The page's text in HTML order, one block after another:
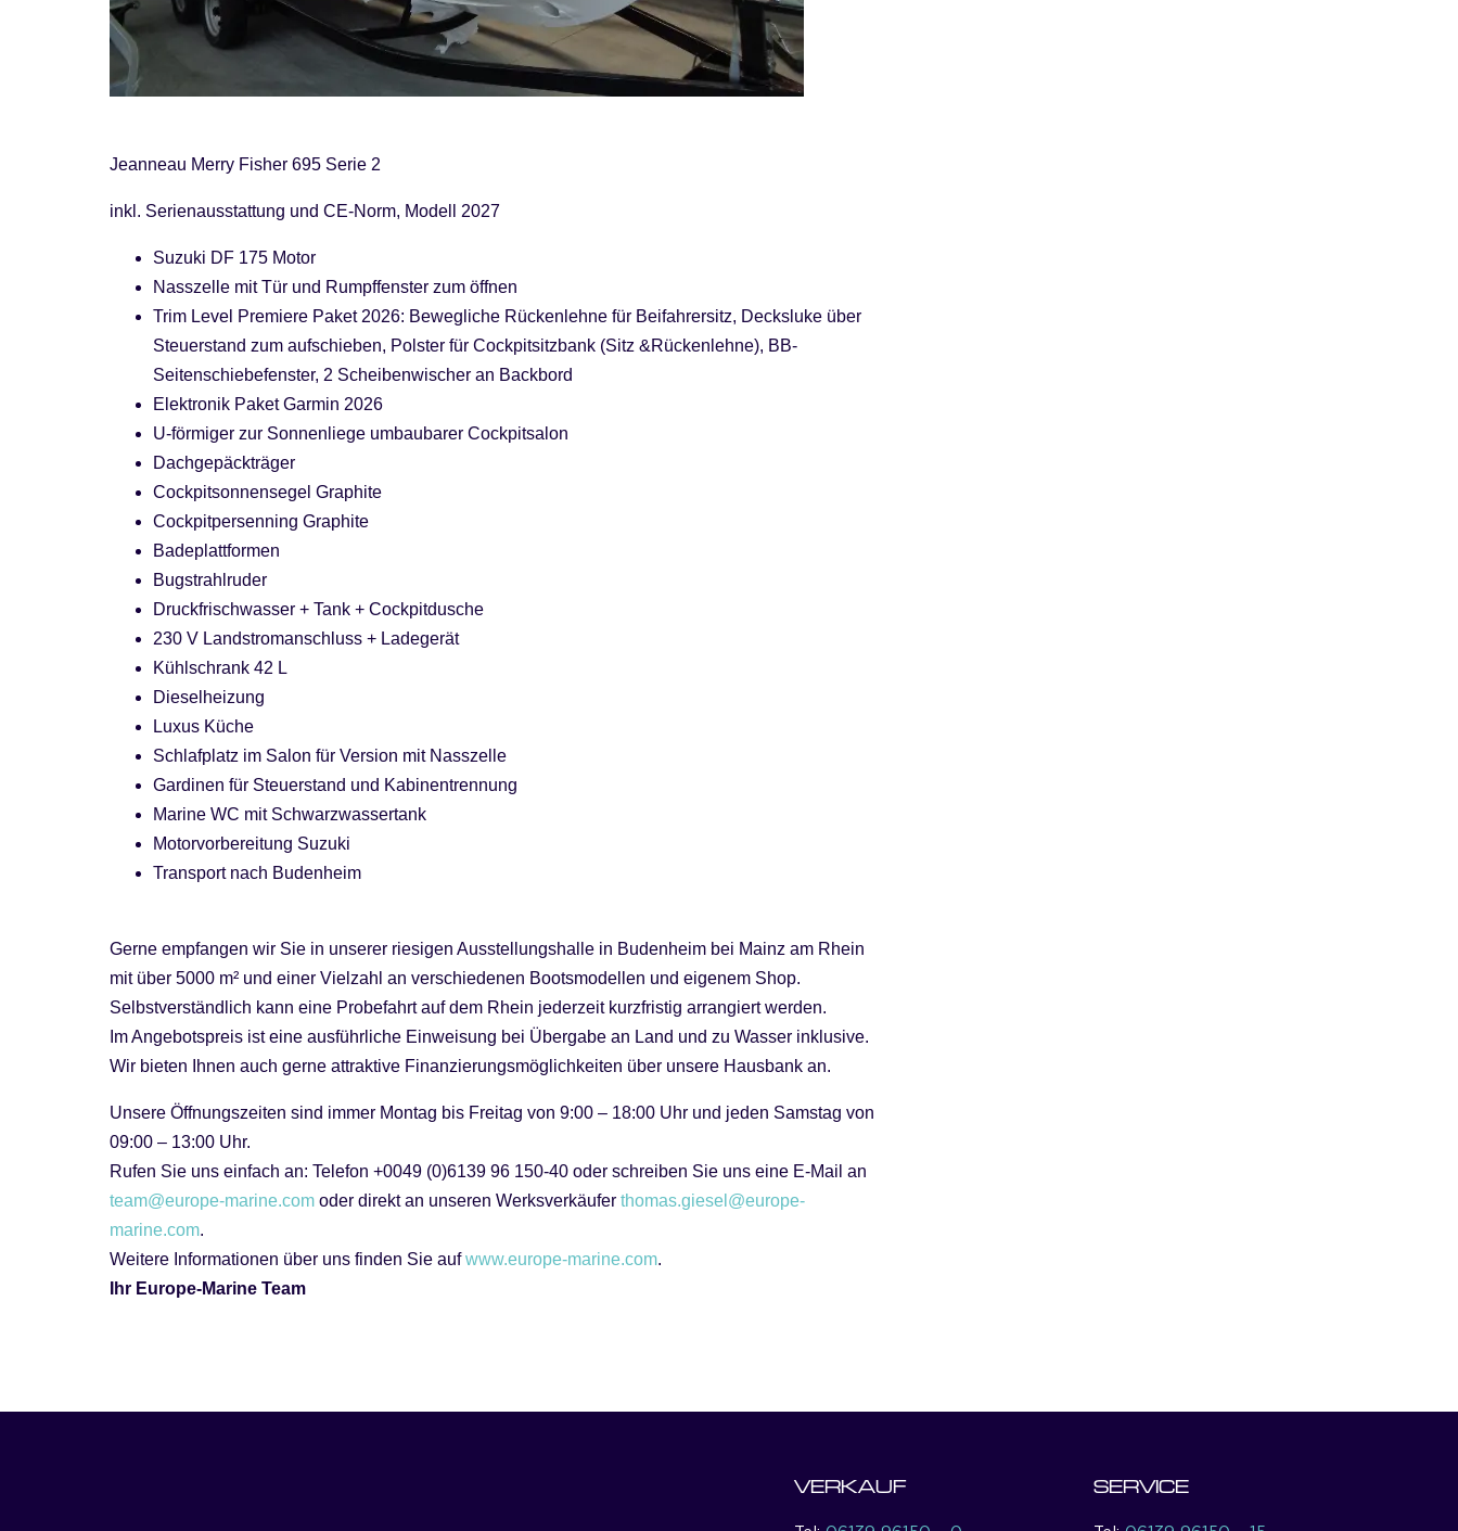
Jeanneau Merry Fisher 695 Serie 2
inkl. Serienausstattung und CE-Norm, Modell 2027
Suzuki DF 175 Motor
Nasszelle mit Tür und Rumpffenster zum öffnen
Trim Level Premiere Paket 2026: Bewegliche Rückenlehne für Beifahrersitz, Decksluke über
Steuerstand zum aufschieben, Polster für Cockpitsitzbank (Sitz &Rückenlehne), BB-
Seitenschiebefenster, 2 Scheibenwischer an Backbord
Elektronik Paket Garmin 2026
U-förmiger zur Sonnenliege umbaubarer Cockpitsalon
Dachgepäckträger
Cockpitsonnensegel Graphite
Cockpitpersenning Graphite
Badeplattformen
Bugstrahlruder
Druckfrischwasser + Tank + Cockpitdusche
230 V Landstromanschluss + Ladegerät
Kühlschrank 42 L
Dieselheizung
Luxus Küche
Schlafplatz im Salon für Version mit Nasszelle
Gardinen für Steuerstand und Kabinentrennung
Marine WC mit Schwarzwassertank
Motorvorbereitung Suzuki
Transport nach Budenheim
Gerne empfangen wir Sie in unserer riesigen Ausstellungshalle in Budenheim bei Mainz am Rhein
mit über 5000 m² und einer Vielzahl an verschiedenen Bootsmodellen und eigenem Shop.
Selbstverständlich kann eine Probefahrt auf dem Rhein jederzeit kurzfristig arrangiert werden.
Im Angebotspreis ist eine ausführliche Einweisung bei Übergabe an Land und zu Wasser inklusive.
Wir bieten Ihnen auch gerne attraktive Finanzierungsmöglichkeiten über unsere Hausbank an.
Unsere Öffnungszeiten sind immer Montag bis Freitag von 9:00 – 18:00 Uhr und jeden Samstag von
09:00 – 13:00 Uhr.
Rufen Sie uns einfach an: Telefon +0049 (0)6139 96 150-40 oder schreiben Sie uns eine E-Mail an
team@europe-marine.comoder direkt an unseren Werksverkäufer thomas.giesel@europe-
marine.com.
Weitere Informationen über uns finden Sie aufwww.europe-marine.com.
Ihr Europe-Marine Team
VERKAUF SERVICE